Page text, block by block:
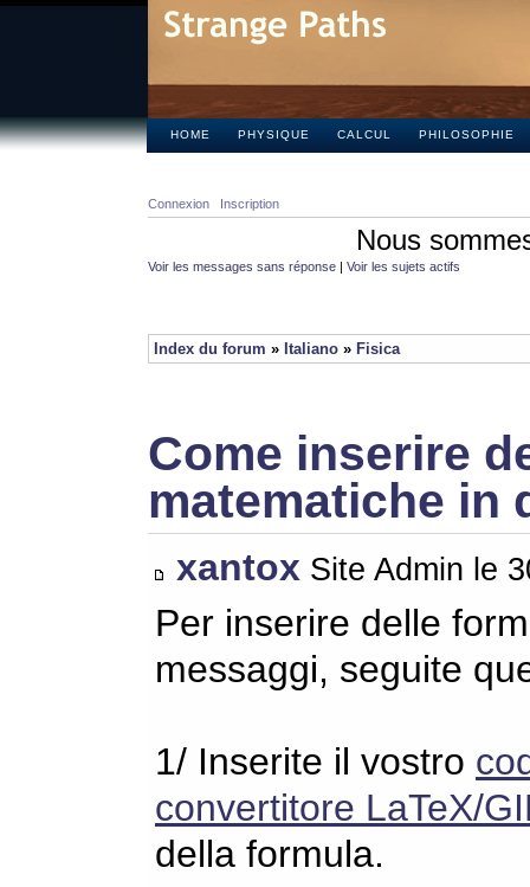
HOME PHYSIQUE CALCUL PHILOSOPHIE
Connexion Inscription
Nous
Voir les messages sans réponse | Voir les sujets actifs
Index du forum » Italiano » Fisica
Come inserire
matematiche in
xantox Site Admin le
Per inserire delle
messaggi, seguite
1/ Inserite il vostro
convertitore LaTeX/
della formula.